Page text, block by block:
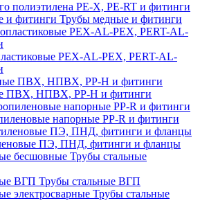
полиэтилена PE-X, PE-RT и фитинги
Трубы медные и фитинги
PEX-AL-PEX, PERT-AL-
ПВХ, НПВХ, PP-H и фитинги
напорные PP-R и фитинги
ПЭ, ПНД, фитинги и фланцы
Трубы стальные
Трубы стальные ВГП
Трубы стальные